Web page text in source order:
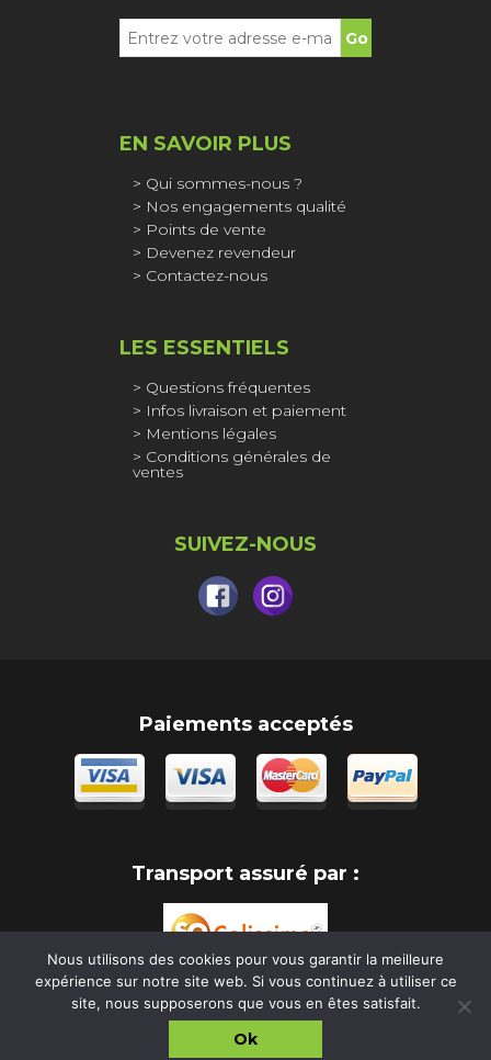
SUIVEZ-NOUS
EN SAVOIR PLUS
Qui sommes-nous ?
Nos engagements qualité
Points de vente
Devenez revendeur
Contactez-nous
LES ESSENTIELS
Questions fréquentes
Infos livraison et paiement
Mentions légales
Conditions générales de
ventes
Paiements acceptés
Transport assuré par :
Copyright Regalu di Dolcezza 2026
Nous utilisons des cookies pour vous garantir la meilleure
expérience sur notre site web. Si vous continuez à utiliser ce
site, nous supposerons que vous en êtes satisfait.
Ok